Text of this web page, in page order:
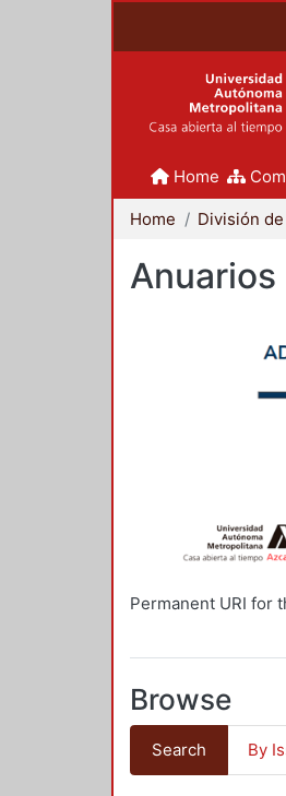
Home
Home
Permanent URI for
Browse
Search By